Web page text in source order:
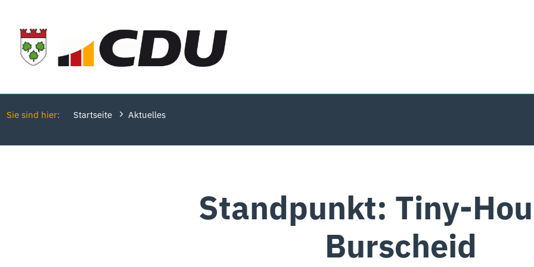
Sie sind hier: Startseite Aktuelles
Standpunkt: Tiny-
Burscheid